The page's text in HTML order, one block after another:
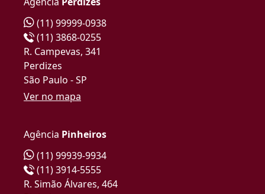
(11) 99999-0938
(11) 3868-0255
R. Campevas, 341
Perdizes
São Paulo - SP
Ver no mapa
Agência Pinheiros
(11) 99939-9934
(11) 3914-5555
R. Simão Álvares, 464